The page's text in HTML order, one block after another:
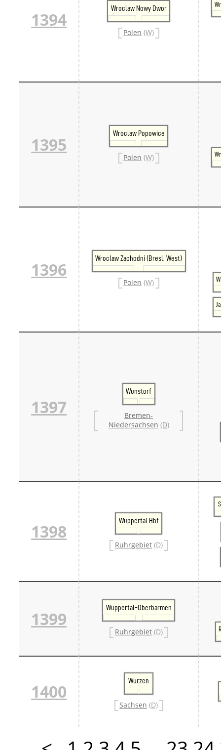
1394
Wroclaw Nowy Dwor
Polen (W)
1395
Wroclaw Popowice
Polen (W)
1396
Wroclaw Zachodni (Bresl. West)
Polen (W)
1397
Wunstorf
Bremen-
Niedersachsen (D)
1398
Wuppertal Hbf
Ruhrgebiet (D)
1399
Wuppertal-Oberbarmen
Ruhrgebiet (D)
1400
Wurzen
Sachsen (D)